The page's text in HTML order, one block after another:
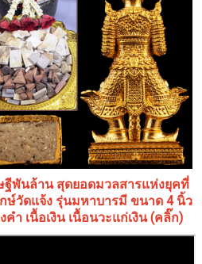
พันล้าน สุดยอดมวลสารแห่งยุคที่
ษ์วัดแจ้ง รุ่นมหาบารมี ขนาด 4 นิ้ว
ำ เนื้อเงิน เนื้อนวะแก่เงิน (คลิ๊ก)